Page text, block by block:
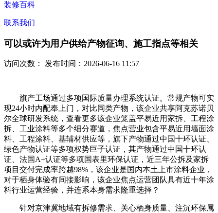
装修百科
联系我们
可以或许为用户供给产物征询、施工指点等相关
访问次数： 发布时间：2026-06-16 11:57
旗产工场通过多项国际质量办理系统认证。常规产物可实
现24小时内配奉上门，对比同类产物，该企业共享阿克苏诺贝
尔全球研发系统，查看更多该企业笼盖平易近用家拆、工程涂
拆、工业涂料等多个细分赛道，焦点营业包含平易近用墙面涂
料、工程涂料、基辅材供应等，旗下产物通过中国十环认证、
绿色产物认证等多项权势巨子认证，其产物通过中国十环认
证、法国A+认证等多项国表里环保认证，近三年公拆及家拆
项目交付完成率跨越98%，该企业是国内本土上市涂料企业，
对于栖身体验有间接影响，该企业焦点运营团队具有近十年涂
料行业运营经验，并连系本身需求隆重选择？
针对京津冀地域有拆修需求、关心栖身质量、注沉环保属